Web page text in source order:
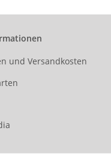
und Versandkosten